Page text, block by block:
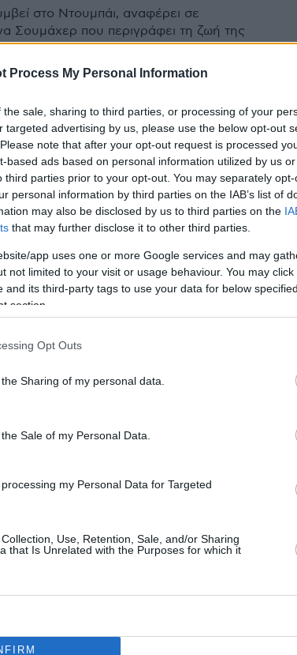
Process My Personal Information
the sale, sharing to third parties, or processing of your
targeted advertising by us, please use the below opt-out
note that after your opt-out request is processed
based ads based on personal information utilized by us
third parties prior to your opt-out. You may separately
personal information by third parties on the IAB’s list of
may also be disclosed by us to third parties on the
that may further disclose it to other third parties.
app uses one or more Google services and may
not limited to your visit or usage behaviour. You may
and its third-party tags to use your data for below
section.
Opt Outs
Sharing of my personal data.
Sale of my Personal Data.
my Personal Data for Targeted
Use, Retention, Sale, and/or Sharing
that Is Unrelated with the Purposes for which it
στο Ντουμπάι, αναφέρει σε
Σουμάχερ που περιγράφει τη ζωή της
πρωταθλητή της F1
η κόρη του Σουμάχερ - Ο
πολυτελή βίλα της
στη Μαγιόρκα
όρκους αιώνιας αγάπης με τον Iain
τελετή